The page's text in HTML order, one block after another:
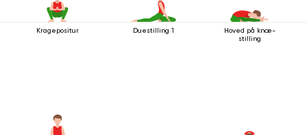
Kragepositur Duestilling 1
Hoved på knæ-
stilling